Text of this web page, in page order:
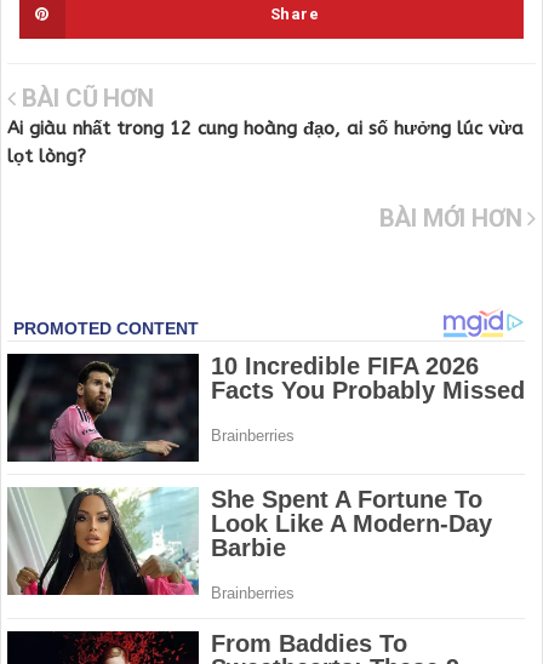
Share
BÀI CŨ HƠN
Ai giàu nhất trong 12 cung hoàng đạo, ai số hưởng lúc vừa
lọt lòng?
BÀI MỚI HƠN